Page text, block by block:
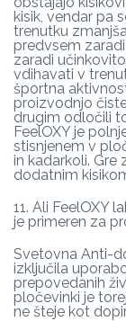
kisik, vendar pa
trenutku
predvsem
zaradi
vdihavati v
športna
proizvodnjo
drugim odločili
FeelOXY je
stisnjenem v
in kadarkoli. Gre
dodatnim
11. Ali FeelOXY
je primeren za
Svetovna Anti-
izključila
prepovedanih
pločevinki je
ne šteje kot